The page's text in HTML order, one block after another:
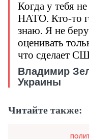
Когда у тебя
НАТО. Кто-то
знаю. Я не
оценивать
что сделает
Владимир
Украины
Читайте также: